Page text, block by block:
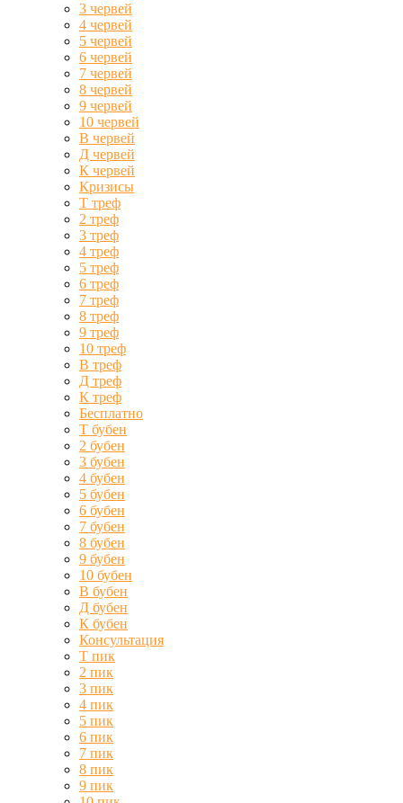
3 червей
4 червей
5 червей
6 червей
7 червей
8 червей
9 червей
10 червей
В червей
Д червей
К червей
Кризисы
Т треф
2 треф
3 треф
4 треф
5 треф
6 треф
7 треф
8 треф
9 треф
10 треф
В треф
Д треф
К треф
Бесплатно
Т бубен
2 бубен
3 бубен
4 бубен
5 бубен
6 бубен
7 бубен
8 бубен
9 бубен
10 бубен
В бубен
Д бубен
К бубен
Консультация
Т пик
2 пик
3 пик
4 пик
5 пик
6 пик
7 пик
8 пик
9 пик